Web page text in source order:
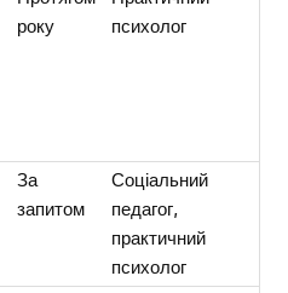
року
психолог
За
запитом
Соціальний
педагог,
практичний
психолог